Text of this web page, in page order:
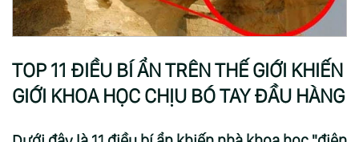
TOP 11 ĐIỀU BÍ ẨN TRÊN THẾ GIỚI KHIẾN
GIỚI KHOA HỌC CHỊU BÓ TAY ĐẦU HÀNG